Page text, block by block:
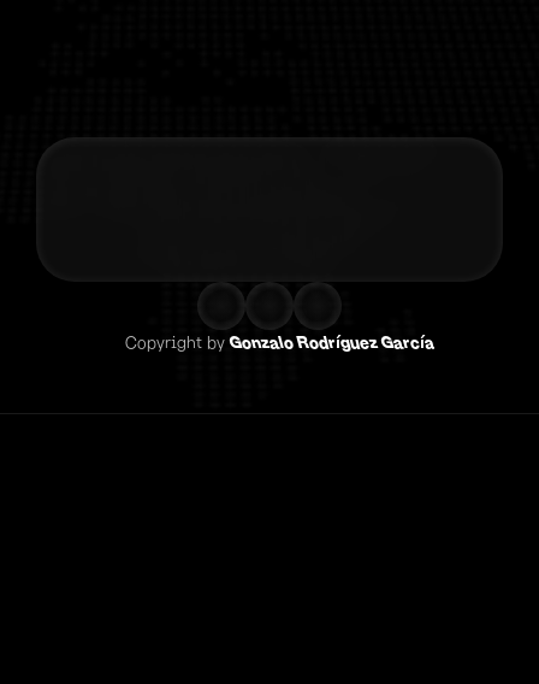
Copyright by Gonzalo Rodríguez García